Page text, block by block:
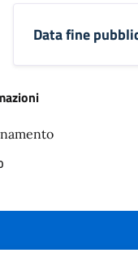
Data fine